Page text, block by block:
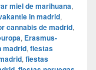
miel de marihuana,
in madrid,
cannabis de madrid,
, Erasmus-
madrid, fiestas
, fiestas